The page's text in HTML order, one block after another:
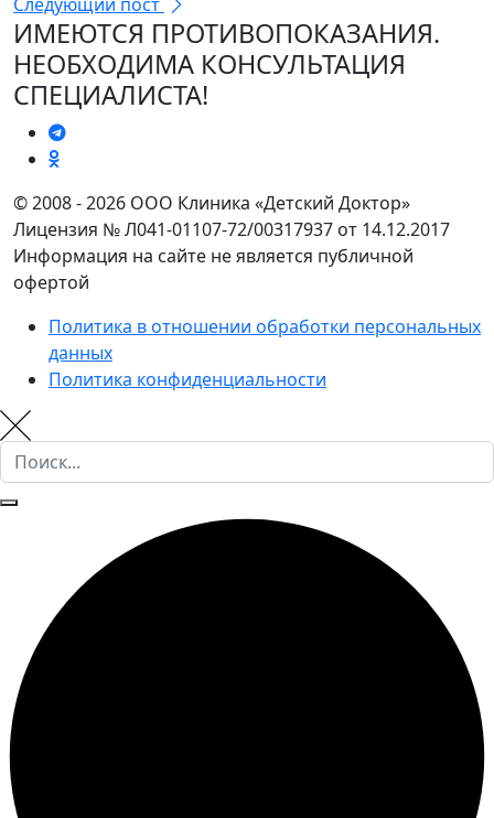
ИМЕЮТСЯ ПРОТИВОПОКАЗАНИЯ.
НЕОБХОДИМА КОНСУЛЬТАЦИЯ
СПЕЦИАЛИСТА!
© 2008 - 2026 ООО Клиника «Детский Доктор»
Лицензия № Л041-01107-72/00317937 от 14.12.2017
Информация на сайте не является публичной
офертой
Политика в отношении обработки персональных
данных
Политика конфиденциальности